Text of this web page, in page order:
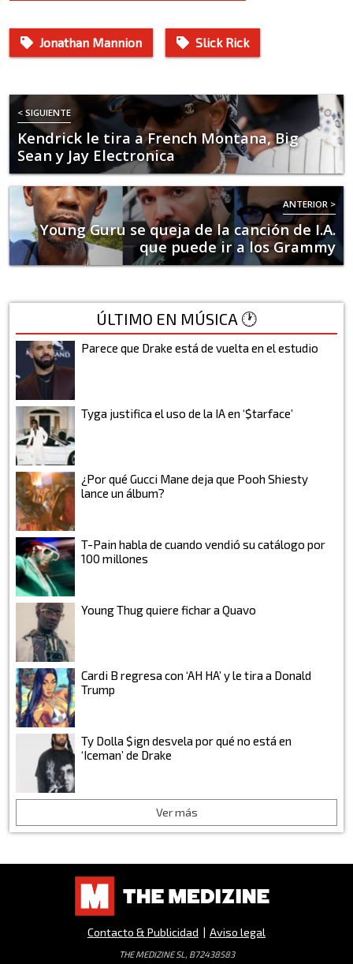
Jonathan Mannion Slick Rick
< SIGUIENTE
Kendrick le tira a French Montana, Big
Sean y Jay Electronica
ANTERIOR >
Young Guru se queja de la canción de I.A.
que puede ir a los Grammy
ÚLTIMO EN MÚSICA 🕐
Parece que Drake está de vuelta en el estudio
Tyga justifica el uso de la IA en ‘$tarface’
¿Por qué Gucci Mane deja que Pooh Shiesty
lance un álbum?
T-Pain habla de cuando vendió su catálogo por
100 millones
Young Thug quiere fichar a Quavo
Cardi B regresa con ‘AH HA’ y le tira a Donald
Trump
Ty Dolla $ign desvela por qué no está en
‘Iceman’ de Drake
Ver más
Contacto & Publicidad | Aviso legal
THE MEDIZINE SL, B72438583